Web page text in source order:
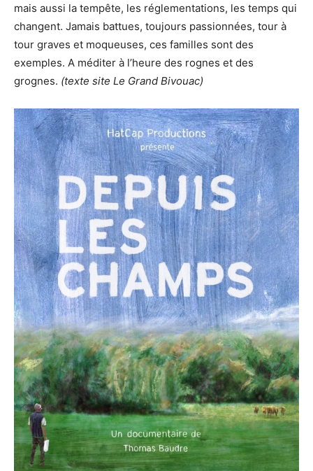
mais aussi la tempête, les réglementations, les temps qui
changent. Jamais battues, toujours passionnées, tour à
tour graves et moqueuses, ces familles sont des
exemples. A méditer à l’heure des rognes et des
grognes. (texte site Le Grand Bivouac)